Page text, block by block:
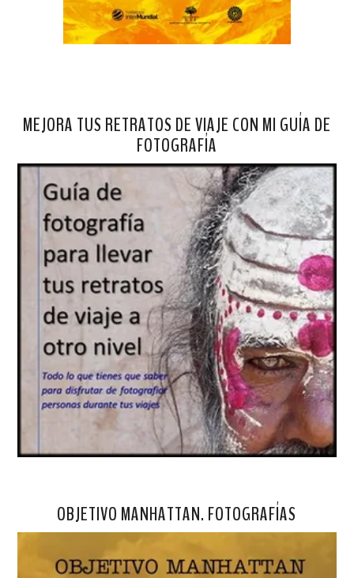
MEJORA TUS RETRATOS DE VIAJE CON MI GUÍA DE
FOTOGRAFÍA
OBJETIVO MANHATTAN. FOTOGRAFÍAS